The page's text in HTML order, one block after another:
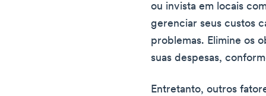
ou invista em locais
gerenciar seus custos
problemas. Elimine os
suas despesas,
Entretanto, outros